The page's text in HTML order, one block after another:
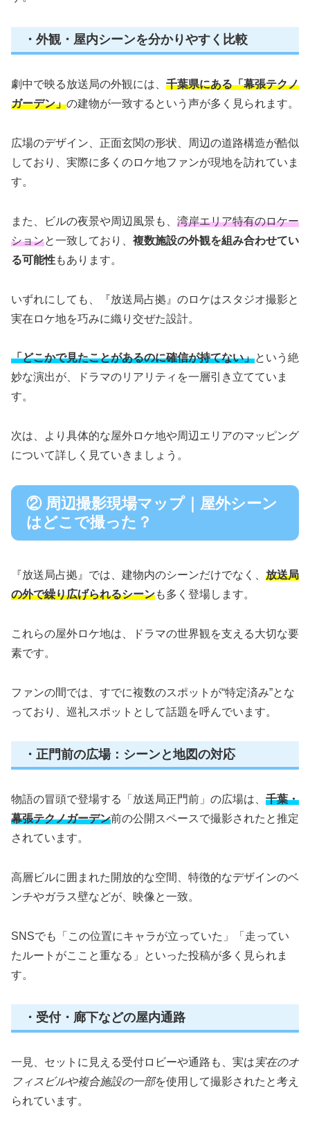
・外観・屋内シーンを分かりやすく比較
劇中で映る放送局の外観には、 千葉県にある「幕張テクノ
ガーデン」の建物が一致するという声が多く見られます。
広場のデザイン、正面玄関の形状、周辺の道路構造が酷似
しており、実際に多くのロケ地ファンが現地を訪れていま
す。
また、ビルの夜景や周辺風景も、 湾岸エリア特有のロケー
ションと一致しており、 複数施設の外観を組み合わせてい
る可能性もあります。
いずれにしても、『放送局占拠』のロケはスタジオ撮影と
実在ロケ地を巧みに織り交ぜた設計。
「どこかで見たことがあるのに確信が持てない」という絶
妙な演出が、ドラマのリアリティを一層引き立てていま
す。
次は、より具体的な屋外ロケ地や周辺エリアのマッピング
について詳しく見ていきましょう。
② 周辺撮影現場マップ｜屋外シーン
はどこで撮った？
『放送局占拠』では、建物内のシーンだけでなく、 放送局
の外で繰り広げられるシーンも多く登場します。
これらの屋外ロケ地は、ドラマの世界観を支える大切な要
素です。
ファンの間では、すでに複数のスポットが“特定済み”とな
っており、巡礼スポットとして話題を呼んでいます。
・正門前の広場：シーンと地図の対応
物語の冒頭で登場する「放送局正門前」の広場は、 千葉・
幕張テクノガーデン前の公開スペースで撮影されたと推定
されています。
高層ビルに囲まれた開放的な空間、特徴的なデザインのベ
ンチやガラス壁などが、映像と一致。
SNSでも「この位置にキャラが立っていた」「走ってい
たルートがここと重なる」といった投稿が多く見られま
す。
・受付・廊下などの屋内通路
一見、セットに見える受付ロビーや通路も、実は実在のオ
フィスビルや複合施設の一部を使用して撮影されたと考え
られています。